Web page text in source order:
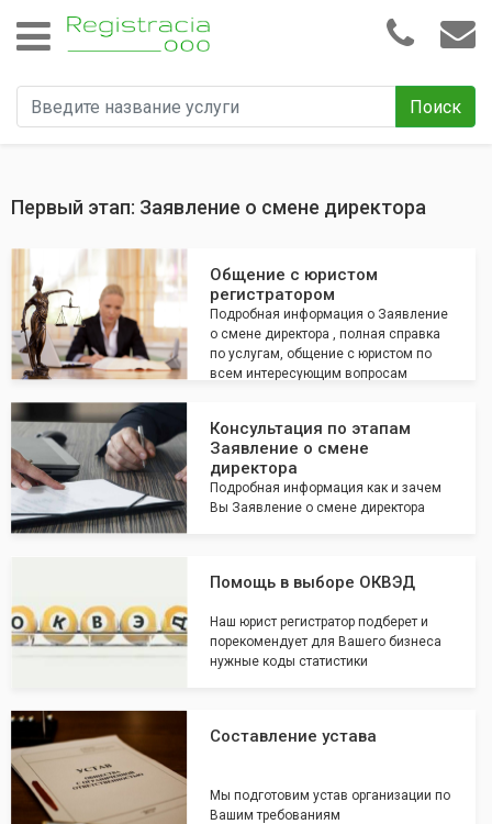
Поиск
Первый этап: Заявление о смене директора
Общение с юристом
регистратором
Подробная информация о Заявление
о смене директора , полная справка
по услугам, общение с юристом по
всем интересующим вопросам
Консультация по этапам
Заявление о смене
директора
Подробная информация как и зачем
Вы Заявление о смене директора
Помощь в выборе ОКВЭД
Наш юрист регистратор подберет и
порекомендует для Вашего бизнеса
нужные коды статистики
Составление устава
Мы подготовим устав организации по
Вашим требованиям